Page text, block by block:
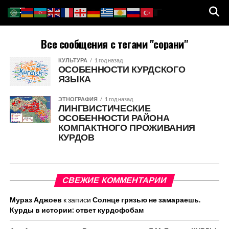
Все сообщения с тегами "сорани"
КУЛЬТУРА 1 год назад
ОСОБЕННОСТИ КУРДСКОГО
ЯЗЫКА
ЭТНОГРАФИЯ 1 год назад
ЛИНГВИСТИЧЕСКИЕ
ОСОБЕННОСТИ РАЙОНА
КОМПАКТНОГО ПРОЖИВАНИЯ
КУРДОВ
СВЕЖИЕ КОММЕНТАРИИ
Мураз Аджоев к записи Солнце грязью не замараешь.
Курды в истории: ответ курдофобам